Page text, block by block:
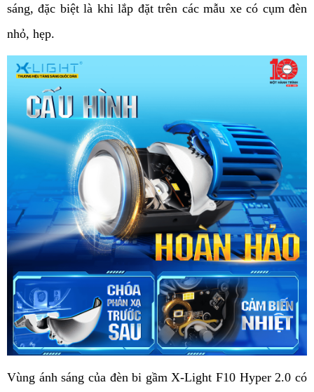
sáng, đặc biệt là khi lắp đặt trên các mẫu xe có cụm đèn
nhỏ, hẹp.
Vùng ánh sáng của đèn bi gầm X-Light F10 Hyper 2.0 có